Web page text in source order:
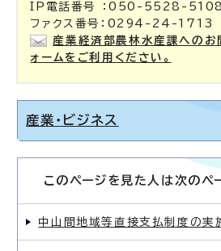
IP電話番号 ：050-5528-5108
ファクス番号：0294-24-1713
産業経済部農林水産課へのお
ォームをご利用ください。
産業・ビジネス
このページを見た人は次のペ
中山間地域等直接支払制度の実